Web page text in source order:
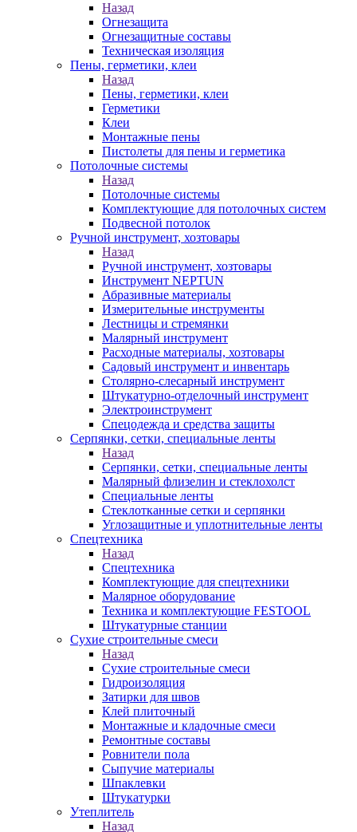
Назад
Огнезащита
Огнезащитные составы
Техническая изоляция
Пены, герметики, клеи
Назад
Пены, герметики, клеи
Герметики
Клеи
Монтажные пены
Пистолеты для пены и герметика
Потолочные системы
Назад
Потолочные системы
Комплектующие для потолочных систем
Подвесной потолок
Ручной инструмент, хозтовары
Назад
Ручной инструмент, хозтовары
Инструмент NEPTUN
Абразивные материалы
Измерительные инструменты
Лестницы и стремянки
Малярный инструмент
Расходные материалы, хозтовары
Садовый инструмент и инвентарь
Столярно-слесарный инструмент
Штукатурно-отделочный инструмент
Электроинструмент
Спецодежда и средства защиты
Серпянки, сетки, специальные ленты
Назад
Серпянки, сетки, специальные ленты
Малярный флизелин и стеклохолст
Специальные ленты
Стеклотканные сетки и серпянки
Углозащитные и уплотнительные ленты
Спецтехника
Назад
Спецтехника
Комплектующие для спецтехники
Малярное оборудование
Техника и комплектующие FESTOOL
Штукатурные станции
Сухие строительные смеси
Назад
Сухие строительные смеси
Гидроизоляция
Затирки для швов
Клей плиточный
Монтажные и кладочные смеси
Ремонтные составы
Ровнители пола
Сыпучие материалы
Шпаклевки
Штукатурки
Утеплитель
Назад